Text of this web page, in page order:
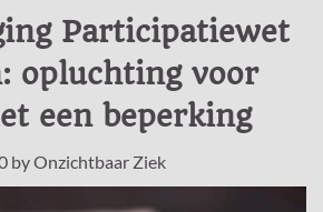
Participatiewet
opluchting voor
een beperking
byOnzichtbaar Ziek